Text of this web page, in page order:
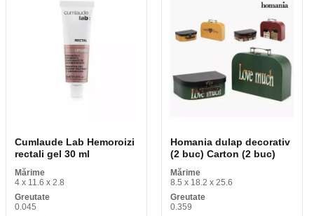
Ceas de mână
Cumlaude Lab Hemoroizi
rectali gel 30 ml
Mărime
4 x 11.6 x 2.8
Greutate
0.045
Homania dulap decorativ
(2 buc) Carton (2 buc)
Mărime
8.5 x 18.2 x 25.6
Greutate
0.359